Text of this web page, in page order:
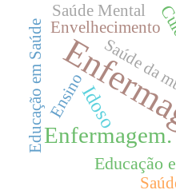
Enfermagem.
Idoso
Educação
Educação em Saúde Envelhecimento
Saúde
Ensino
Saúde Mental